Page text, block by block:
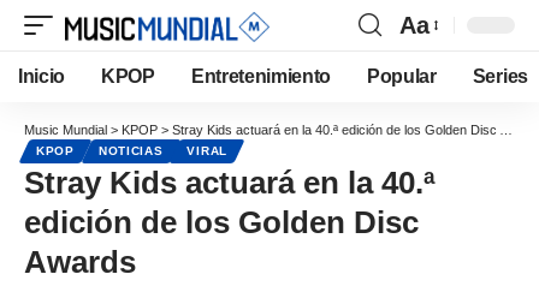
Aa
Inicio KPOP Entretenimiento Popular Series
Music Mundial > KPOP > Stray Kids actuará en la 40.ª edición de los Golden Disc Awards
KPOP NOTICIAS VIRAL
Stray Kids actuará en la 40.ª
edición de los Golden Disc
Awards